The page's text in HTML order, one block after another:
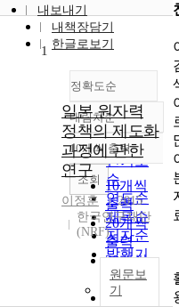
내보내기
내책장담기
한글로보기
정확도순
정확도
순
인기도
순
연도순
제목순
저자순
발행기
관순
내림차순
내림차순
10개씩 출력
10개씩
출력
20개씩
출력
30개씩
출력
50개씩
조회
1
일본 원자력
정책의 제도화
과정에 관한
연구
이정훈
2015
한국연구재단
(NRF)
원문보
기